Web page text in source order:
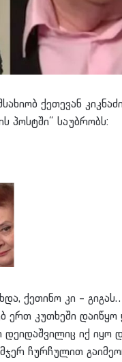
ქეთევან
პოსტში“ საუბრობს:
ქეთინო კი –
ერთ კუთხეში
დეიდაშვილიც იქ იყო
ჩურჩულით